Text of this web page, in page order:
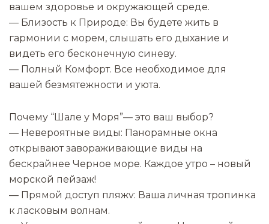
вашем здоровье и окружающей среде.
— Близость к Природе: Вы будете жить в
гармонии с морем, слышать его дыхание и
видеть его бесконечную синеву.
— Полный Комфорт. Все необходимое для
вашей безмятежности и уюта.
Почему “Шале у Моря”— это ваш выбор?
— Невероятные виды: Панорамные окна
открывают завораживающие виды на
бескрайнее Черное море. Каждое утро – новый
морской пейзаж!
— Прямой доступ пляжv: Ваша личная тропинка
к ласковым волнам.